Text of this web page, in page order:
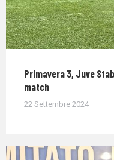
Primavera 3, Juve
match
22 Settembre 2024